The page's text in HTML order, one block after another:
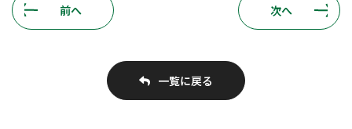
前へ 次へ
一覧に戻る